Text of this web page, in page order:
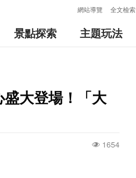
網站導覽 全文檢索
景點探索 主題玩法
大登場！「大
1654